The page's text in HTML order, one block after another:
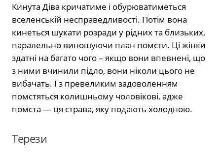
Кинута Діва кричатиме і обурюватиметься
вселенській несправедливості. Потім вона
кинеться шукати розради у рідних та близьких,
паралельно виношуючи план помсти. Ці жінки
здатні на багато чого – якщо вони впевнені, що
з ними вчинили підло, вони ніколи цього не
вибачать. І з превеликим задоволенням
помстяться колишньому чоловікові, адже
помста — ця страва, яку подають холодною.
Терези